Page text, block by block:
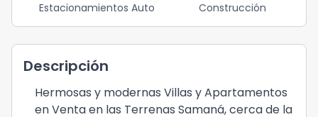
Estacionamientos Auto Construcción
Descripción
Hermosas y modernas Villas y Apartamentos
en Venta en las Terrenas Samaná, cerca de la